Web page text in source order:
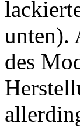
unten).
des